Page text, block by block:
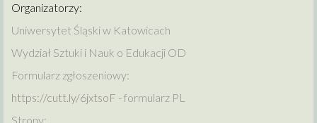
Organizatorzy:
Uniwersytet Śląski w Katowicach
Wydział Sztuki i Nauk o Edukacji OD
Formularz zgłoszeniowy:
https://cutt.ly/6jxtsoF - formularz PL
Strony: